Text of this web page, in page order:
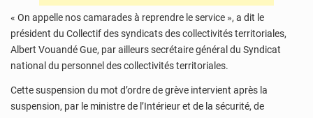
« On appelle nos camarades à reprendre le service », a dit le
président du Collectif des syndicats des collectivités territoriales,
Albert Vouandé Gue, par ailleurs secrétaire général du Syndicat
national du personnel des collectivités territoriales.
Cette suspension du mot d’ordre de grève intervient après la
suspension, par le ministre de l’Intérieur et de la sécurité, de